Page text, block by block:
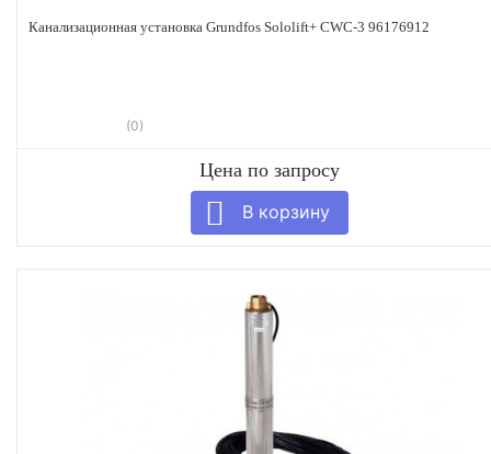
Канализационная установка Grundfos Sololift+ CWC-3 96176912
(0)
Цена по запросу